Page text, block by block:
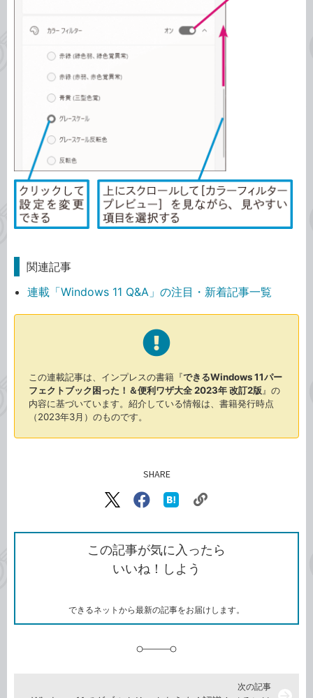
関連記事
連載「Windows 11 Q&A」の注目・新着記事一覧
この連載記事は、インプレスの書籍『できるWindows 11パー
フェクトブック困った！＆便利ワザ大全 2023年 改訂2版 』の
内容に基づいています。紹介している情報は、書籍発行時点
（2023年3月）のものです。
SHARE
X（旧
で
シ
ェ
ア
Facebook
シ
ェ
ア
な
ブ
ッ
ク
ク
ク
を
コ
この記事が気に入ったら
いいね！しよう
できるネットから最新の記事をお届けします。
次の記事